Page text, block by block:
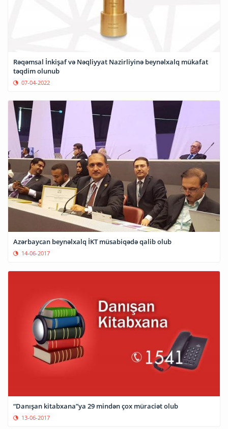
Rəqəmsal İnkişaf və Nəqliyyat Nazirliyinə beynəlxalq mükafat
təqdim olunub
07-04-2022
Azərbaycan beynəlxalq İKT müsabiqədə qalib olub
14-06-2017
“Danışan kitabxana”ya 29 mindən çox müraciət olub
13-06-2017